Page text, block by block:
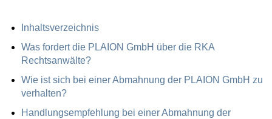
Inhaltsverzeichnis
Was fordert die PLAION GmbH über die RKA
Rechtsanwälte?
Wie ist sich bei einer Abmahnung der PLAION GmbH zu
verhalten?
Handlungsempfehlung bei einer Abmahnung der